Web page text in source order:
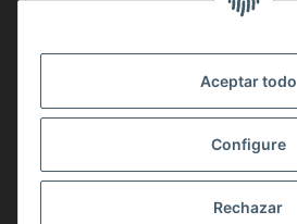
Aceptar todo
Configure
Rechazar